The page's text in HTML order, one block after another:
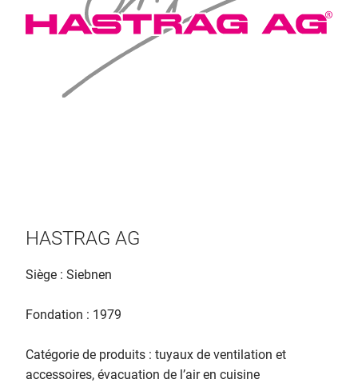
HASTRAG AG
Siège : Siebnen
Fondation : 1979
Catégorie de produits : tuyaux de ventilation et
accessoires, évacuation de l’air en cuisine